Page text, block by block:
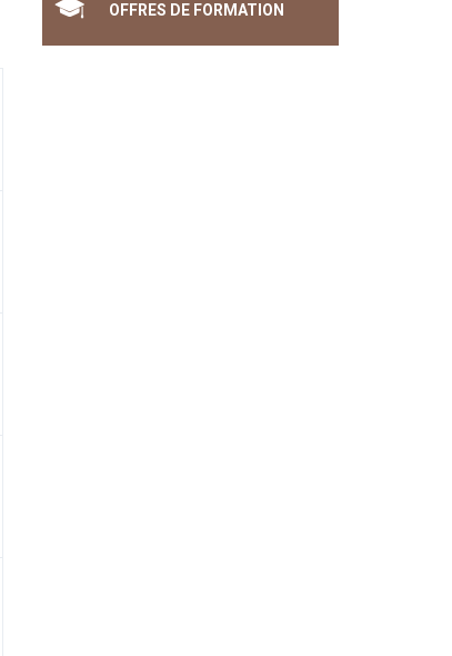
OFFRES DE FORMATION